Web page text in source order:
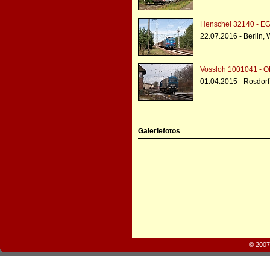
Henschel 32140 -
22.07.2016 - Berlin,
Vossloh 1001041 -
01.04.2015 -
Galeriefotos
©